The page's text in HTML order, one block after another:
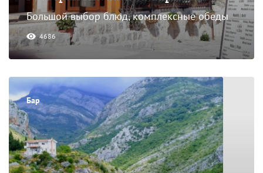
Большой выбор блюд, комплексные обеды
4686
Бар